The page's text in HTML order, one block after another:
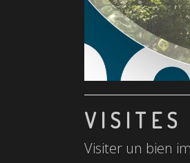
VISITES
Visiter un bien